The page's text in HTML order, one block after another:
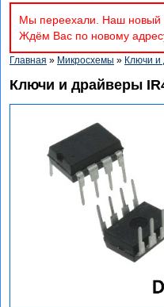
Мы переехали. Наш новый
Ждём Вас по новому
Главная » Микросхемы » Ключи и
Ключи и драйверы